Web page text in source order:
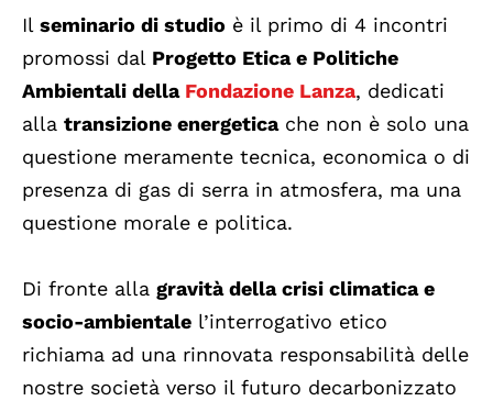
Il seminario di studio è il primo di 4 incontri
promossi dal Progetto Etica e Politiche
Ambientali della Fondazione Lanza, dedicati
alla transizione energeticache non è solo una
questione meramente tecnica, economica o di
presenza di gas di serra in atmosfera, ma una
questione morale e politica.
Di fronte alla gravità della crisi climatica e
socio-ambientale l’interrogativo etico
richiama ad una rinnovata responsabilità delle
nostre società verso il futuro decarbonizzato